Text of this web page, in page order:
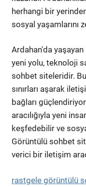
herhangi bir
sosyal yaşamlarını
Ardahan'da yaşayan
yeni yolu, teknoloji
sohbet siteleridir.
sınırları aşarak
bağları
aracılığıyla yeni
keşfedebilir ve
Görüntülü sohbet
verici bir iletişim
rastgele görüntülü